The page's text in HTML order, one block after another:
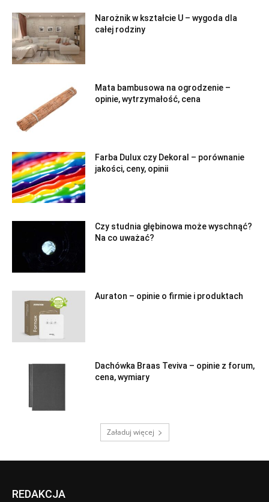
Narożnik w kształcie U – wygoda dla
całej rodziny
Mata bambusowa na ogrodzenie –
opinie, wytrzymałość, cena
Farba Dulux czy Dekoral – porównanie
jakości, ceny, opinii
Czy studnia głębinowa może wyschnąć?
Na co uważać?
Auraton – opinie o firmie i produktach
Dachówka Braas Teviva – opinie z forum,
cena, wymiary
Załaduj więcej
REDAKCJA